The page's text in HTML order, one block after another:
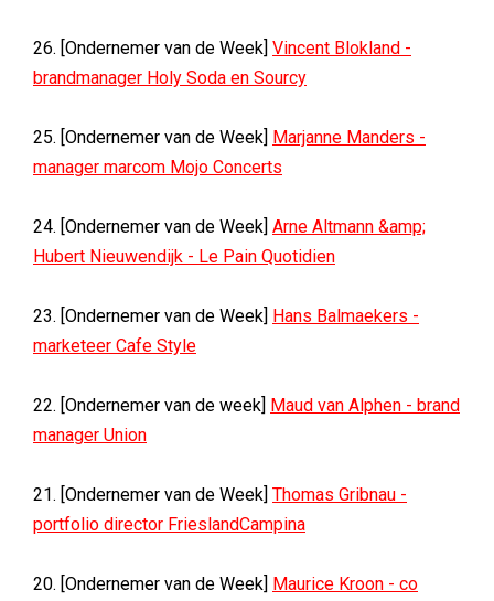
26. [Ondernemer van de Week] Vincent Blokland -
brandmanager Holy Soda en Sourcy
25. [Ondernemer van de Week] Marjanne Manders -
manager marcom Mojo Concerts
24. [Ondernemer van de Week] Arne Altmann &amp;
Hubert Nieuwendijk - Le Pain Quotidien
23. [Ondernemer van de Week] Hans Balmaekers -
marketeer Cafe Style
22. [Ondernemer van de week] Maud van Alphen - brand
manager Union
21. [Ondernemer van de Week] Thomas Gribnau -
portfolio director FrieslandCampina
20. [Ondernemer van de Week] Maurice Kroon - co